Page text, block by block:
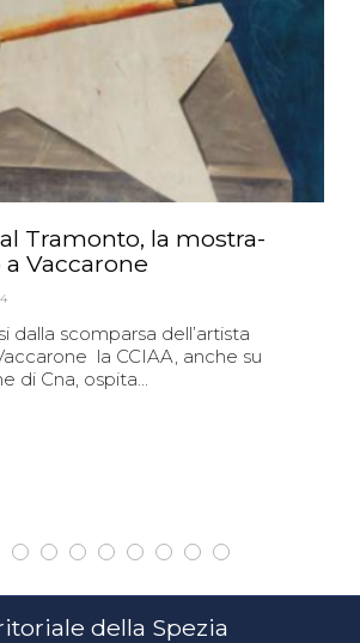
al Tramonto, la mostra-
Vaccarone
dalla scomparsa dell’artista
la CCIAA, anche su
di Cna, ospita...
della Spezia